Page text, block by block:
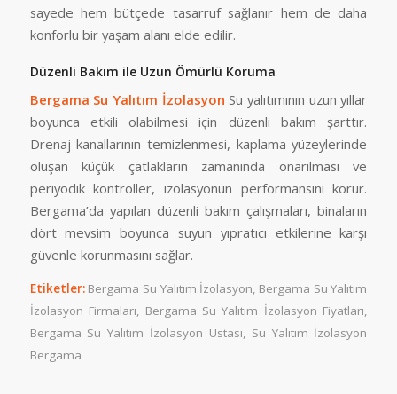
sayede hem bütçede tasarruf sağlanır hem de daha
konforlu bir yaşam alanı elde edilir.
Düzenli Bakım ile Uzun Ömürlü Koruma
Bergama Su Yalıtım İzolasyon Su yalıtımının uzun yıllar
boyunca etkili olabilmesi için düzenli bakım şarttır.
Drenaj kanallarının temizlenmesi, kaplama yüzeylerinde
oluşan küçük çatlakların zamanında onarılması ve
periyodik kontroller, izolasyonun performansını korur.
Bergama’da yapılan düzenli bakım çalışmaları, binaların
dört mevsim boyunca suyun yıpratıcı etkilerine karşı
güvenle korunmasını sağlar.
Etiketler: Bergama Su Yalıtım İzolasyon, Bergama Su Yalıtım
İzolasyon Firmaları, Bergama Su Yalıtım İzolasyon Fiyatları,
Bergama Su Yalıtım İzolasyon Ustası, Su Yalıtım İzolasyon
Bergama